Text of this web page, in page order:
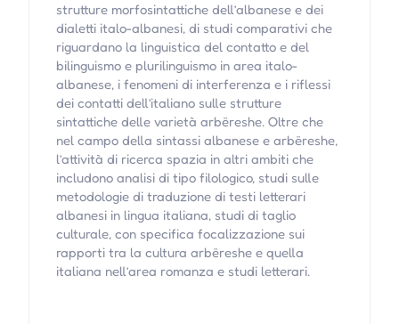
strutture morfosintattiche dell’albanese e dei
dialetti italo-albanesi, di studi comparativi che
riguardano la linguistica del contatto e del
bilinguismo e plurilinguismo in area italo-
albanese, i fenomeni di interferenza e i riflessi
dei contatti dell’italiano sulle strutture
sintattiche delle varietà arbëreshe. Oltre che
nel campo della sintassi albanese e arbëreshe,
l’attività di ricerca spazia in altri ambiti che
includono analisi di tipo filologico, studi sulle
metodologie di traduzione di testi letterari
albanesi in lingua italiana, studi di taglio
culturale, con specifica focalizzazione sui
rapporti tra la cultura arbëreshe e quella
italiana nell’area romanza e studi letterari.